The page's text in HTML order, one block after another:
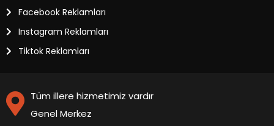
Facebook Reklamları
Instagram Reklamları
Tiktok Reklamları
Tüm illere hizmetimiz vardır
Genel Merkez